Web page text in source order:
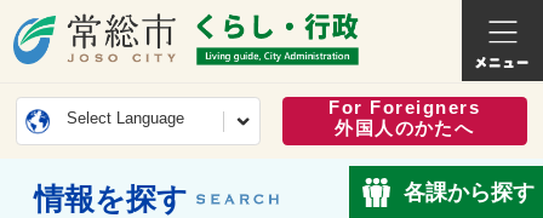
常総市公式ホームページ
くらし
Select Language
For Foreigners
外国人のかたへ
情報を探す 各課から探す